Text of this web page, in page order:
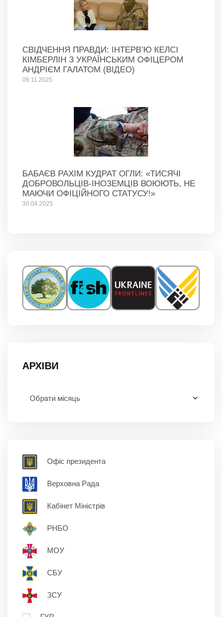
СВІДЧЕННЯ ПРАВДИ: ІНТЕРВ’Ю КЕЛСІ
КІМБЕРЛІН З УКРАЇНСЬКИМ ОФІЦЕРОМ
АНДРІЄМ ГАЛАТОМ (ВІДЕО)
09.11.2025
БАБАЄВ РАХІМ КУДРАТ ОГЛИ: «ТИСЯЧІ
ДОБРОВОЛЬЦІВ-ІНОЗЕМЦІВ ВОЮЮТЬ, НЕ
МАЮЧИ ОФІЦІЙНОГО СТАТУСУ!»
30.04.2025
АРХІВИ
Офіс президента
Верховна Рада
Кабінет Міністрів
РНБО
МОУ
СБУ
ЗСУ